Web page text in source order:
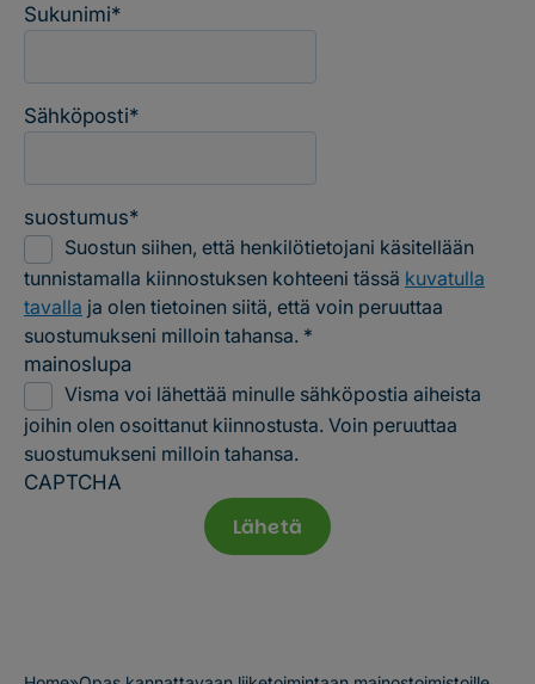
Sukunimi*
Sähköposti*
suostumus*
Suostun siihen, että henkilötietojani käsitellään
tunnistamalla kiinnostuksen kohteeni tässä kuvatulla
tavalla ja olen tietoinen siitä, että voin peruuttaa
suostumukseni milloin tahansa. *
mainoslupa
Visma voi lähettää minulle sähköpostia aiheista
joihin olen osoittanut kiinnostusta. Voin peruuttaa
suostumukseni milloin tahansa.
CAPTCHA